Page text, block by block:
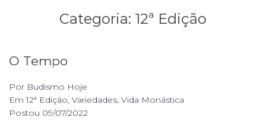
Categoria: 12ª Edição
O Tempo
Por Budismo Hoje
Em12ª Edição, Variedades, Vida Monástica
Postou 09/07/2022